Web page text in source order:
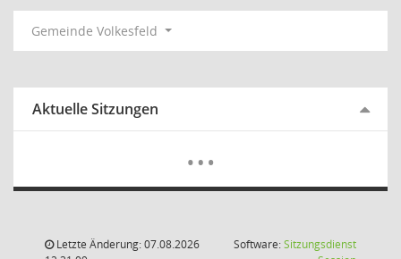
Gemeinde Volkesfeld
Aktuelle Sitzungen
…Mehr
Letzte Änderung: 07.08.2026
Software:Sitzungsdienst